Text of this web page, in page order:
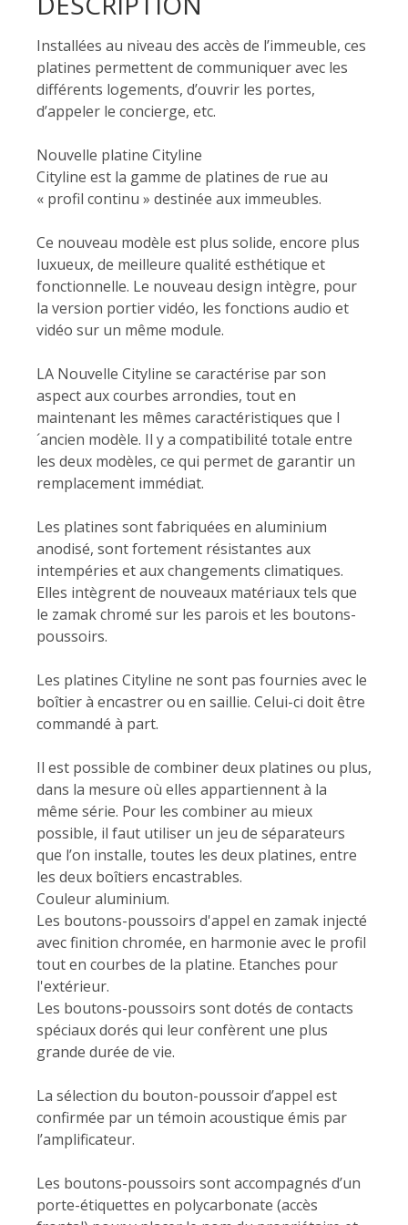
Installées au niveau des accès de l’immeuble, ces
platines permettent de communiquer avec les
différents logements, d’ouvrir les portes,
d’appeler le concierge, etc.
Nouvelle platine Cityline
Cityline est la gamme de platines de rue au
« profil continu » destinée aux immeubles.
Ce nouveau modèle est plus solide, encore plus
luxueux, de meilleure qualité esthétique et
fonctionnelle. Le nouveau design intègre, pour
la version portier vidéo, les fonctions audio et
vidéo sur un même module.
LA Nouvelle Cityline se caractérise par son
aspect aux courbes arrondies, tout en
maintenant les mêmes caractéristiques que l
´ancien modèle. Il y a compatibilité totale entre
les deux modèles, ce qui permet de garantir un
remplacement immédiat.
Les platines sont fabriquées en aluminium
anodisé, sont fortement résistantes aux
intempéries et aux changements climatiques.
Elles intègrent de nouveaux matériaux tels que
le zamak chromé sur les parois et les boutons-
poussoirs.
Les platines Cityline ne sont pas fournies avec le
boîtier à encastrer ou en saillie. Celui-ci doit être
commandé à part.
Il est possible de combiner deux platines ou plus,
dans la mesure où elles appartiennent à la
même série. Pour les combiner au mieux
possible, il faut utiliser un jeu de séparateurs
que l’on installe, toutes les deux platines, entre
les deux boîtiers encastrables.
Couleur aluminium.
Les boutons-poussoirs d'appel en zamak injecté
avec finition chromée, en harmonie avec le profil
tout en courbes de la platine. Etanches pour
l'extérieur.
Les boutons-poussoirs sont dotés de contacts
spéciaux dorés qui leur confèrent une plus
grande durée de vie.
La sélection du bouton-poussoir d’appel est
confirmée par un témoin acoustique émis par
l’amplificateur.
Les boutons-poussoirs sont accompagnés d’un
porte-étiquettes en polycarbonate (accès